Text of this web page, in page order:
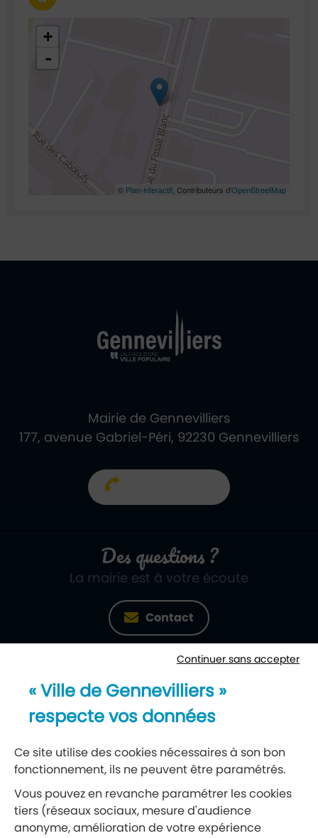
+
-
© Plan-interactif , Contributeurs d'OpenStreetMap
Mairie de Gennevilliers
177, avenue Gabriel-Péri, 92230 Gennevilliers
Des questions ?
La mairie est à votre écoute
Contact
Newsletter
Réseaux sociaux
Suivez-nous
Continuer sans accepter
« Ville de Gennevilliers »
respecte vos données
Ce site utilise des cookies nécessaires à son bon
fonctionnement, ils ne peuvent être paramétrés.
Vous pouvez en revanche paramétrer les cookies
tiers (réseaux sociaux, mesure d'audience
anonyme, amélioration de votre expérience